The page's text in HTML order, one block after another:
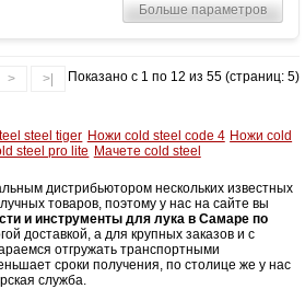
Больше параметров
> >| Показано с 1 по 12 из 55 (страниц: 5)
steel tiger Ножи cold steel code 4 Ножи cold
steel pro lite Мачете cold steel
дистрибьютором нескольких известных
товаров, поэтому у нас на сайте вы
и инструменты для лука в Самаре по
доставкой, а для крупных заказов и с
отгружать транспортными
сроки получения, по столице же у нас
служба.